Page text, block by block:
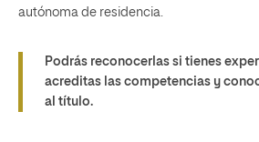
autónoma de residencia.
Podrás reconocerlas si tienes
acreditas las competencias y
al título.